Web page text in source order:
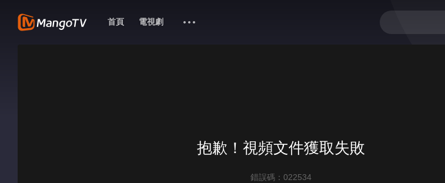
首頁 電視劇
抱歉！視頻文件獲取失敗
錯誤碼：022534